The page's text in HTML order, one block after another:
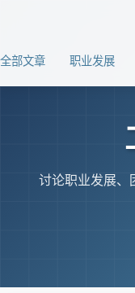
全部文章 职业发展
讨论职业发展、